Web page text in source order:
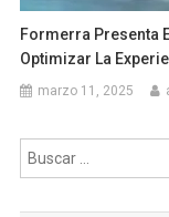
Formerra Presenta
Optimizar La
marzo 11, 2025